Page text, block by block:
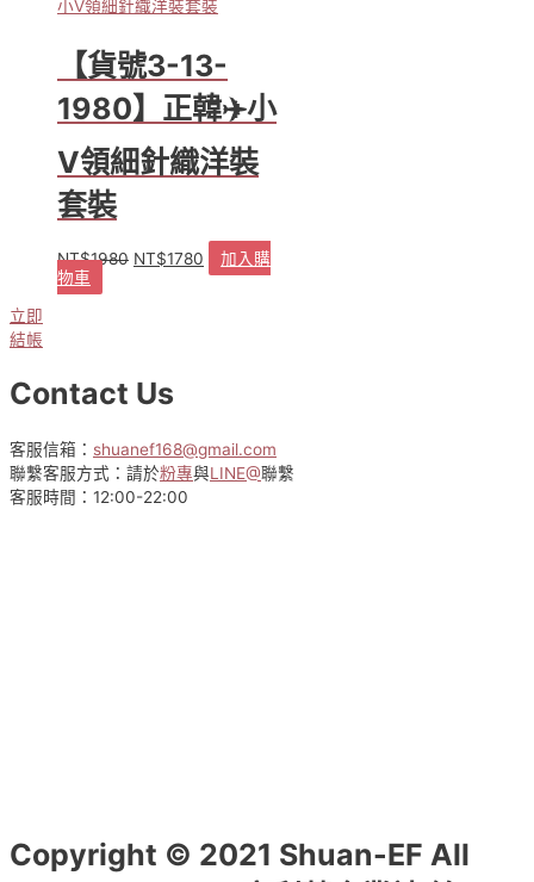
【貨號3-13-
1980】正韓✈️小
V領細針織洋裝
套裝
NT$1980 原
NT$1780
加入購
物車
立即
結帳
Contact Us
客服信箱： shuanef168@gmail.com
聯繫客服方式：請於粉專與LINE@聯繫
客服時間：12:00-22:00
Copyright © 2021 Shuan-EF All